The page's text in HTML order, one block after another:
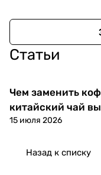
Статьи
Чем заменить
китайский чай
15 июля 2026
Назад к списку